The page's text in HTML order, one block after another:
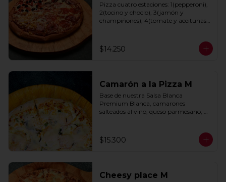
Pizza cuatro estaciones: 1(pepperoni),
2(tocino y choclo), 3(jamón y
champiñones), 4(tomate y aceitunas
oregano y especias.
$14.250
Camarón a la Pizza M
Base de nuestra Salsa Blanca
Premium Blanca, camarones
salteados al vino, queso parmesano,
$15.300
Cheesy place M